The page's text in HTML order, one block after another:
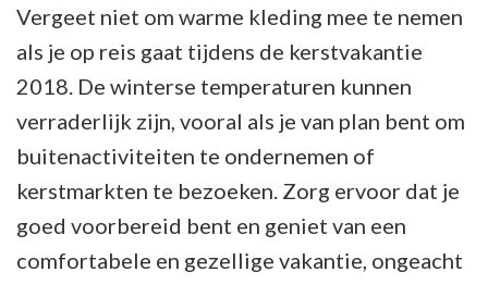
Vergeet niet om warme kleding mee te nemen
als je op reis gaat tijdens de kerstvakantie
2018. De winterse temperaturen kunnen
verraderlijk zijn, vooral als je van plan bent om
buitenactiviteiten te ondernemen of
kerstmarkten te bezoeken. Zorg ervoor dat je
goed voorbereid bent en geniet van een
comfortabele en gezellige vakantie, ongeacht